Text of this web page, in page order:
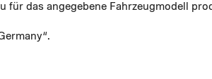
für das angegebene Fahrzeugmodell